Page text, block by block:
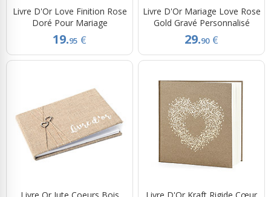
Livre D'Or Love Finition Rose
Doré Pour Mariage
19.95 €
Livre D'Or Mariage Love Rose
Gold Gravé Personnalisé
29.90 €